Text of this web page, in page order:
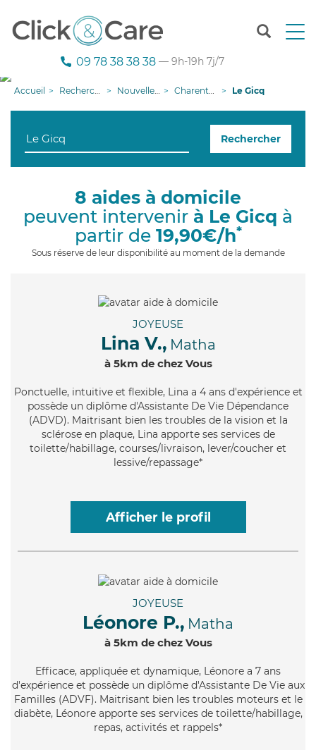
T
n
g
09 78 38 38 38 — 9h-19h 7j/7
Accueil Recherche aide à domicile Nouvelle-Aquitaine Charente-Maritime Le Gicq
Rechercher
8 aides à domicile
peuvent intervenir à Le Gicq à
partir de 19,90€/h*
Sous réserve de leur disponibilité au moment de la demande
JOYEUSE
Lina V., Matha
à 5km de chez Vous
Ponctuelle, intuitive et flexible, Lina a 4 ans d'expérience et
possède un diplôme d'Assistante De Vie Dépendance
(ADVD). Maitrisant bien les troubles de la vision et la
sclérose en plaque, Lina apporte ses services de
toilette/habillage, courses/livraison, lever/coucher et
lessive/repassage*
Afficher le profil
JOYEUSE
Léonore P., Matha
à 5km de chez Vous
Efficace, appliquée et dynamique, Léonore a 7 ans
d'expérience et possède un diplôme d'Assistante De Vie aux
Familles (ADVF). Maitrisant bien les troubles moteurs et le
diabète, Léonore apporte ses services de toilette/habillage,
repas, activités et rappels*